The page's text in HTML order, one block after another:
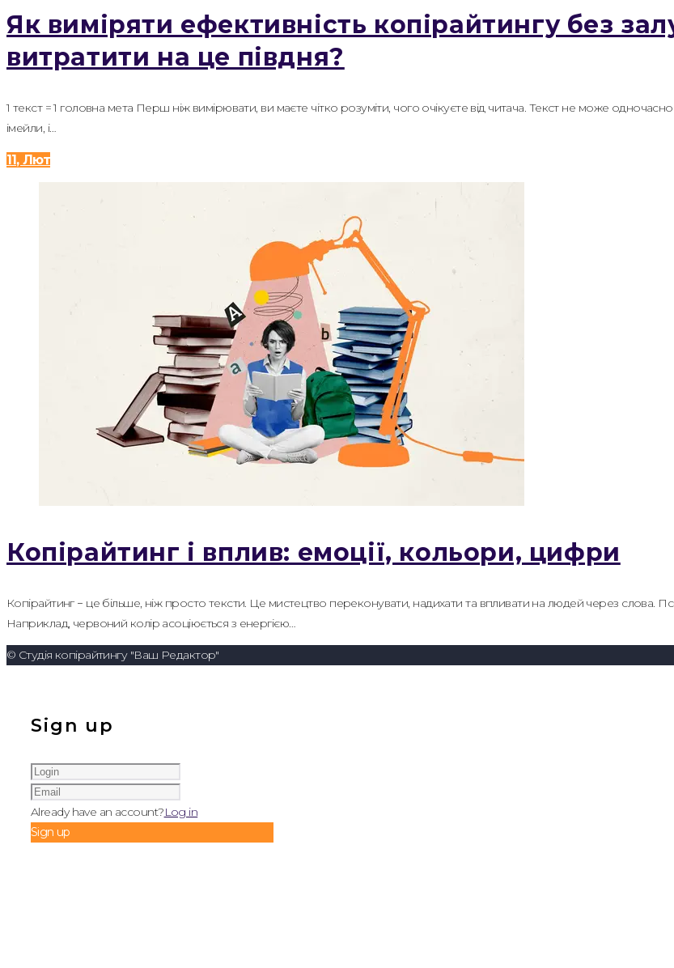
Як виміряти ефективність копірайтингу без
витратити на це півдня?
1 текст = 1 головна мета Перш ніж вимірювати, ви маєте чітко розуміти, чого очікуєте від читача. Текст не може одночасно
імейли, і…
11, Лют
Копірайтинг і вплив: емоції, кольори, цифри
Копірайтинг − це більше, ніж просто тексти. Це мистецтво переконувати, надихати та впливати на людей через слова.
Наприклад, червоний колір асоціюється з енергією…
© Студія копірайтингу "Ваш Редактор"
Sign up
Already have an account?Log in
Sign up